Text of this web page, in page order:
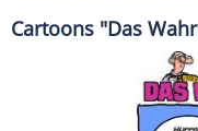
Cartoons "Das